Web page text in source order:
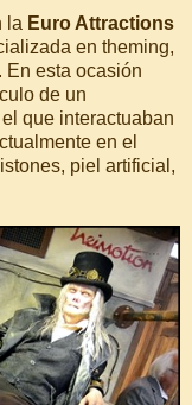
la Euro Attractions
en theming,
En esta ocasión
de un
que interactuaban
en el
piel artificial,